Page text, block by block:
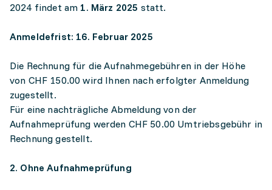
2024 findet am 1. März 2025 statt.
Anmeldefrist: 16. Februar 2025
Die Rechnung für die Aufnahmegebühren in der Höhe
von CHF 150.00 wird Ihnen nach erfolgter Anmeldung
zugestellt.
Für eine nachträgliche Abmeldung von der
Aufnahmeprüfung werden CHF 50.00 Umtriebsgebühr in
Rechnung gestellt.
2. Ohne Aufnahmeprüfung